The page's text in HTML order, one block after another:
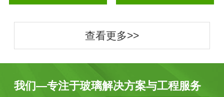
查看更多>>
我们—专注于玻璃解决方案与工程服务